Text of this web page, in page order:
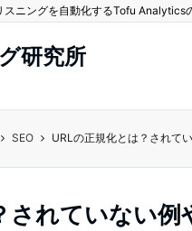
ニングを自動化するTofu Analytics
研究所
SEO URLの正規化とは？されて
されていない例